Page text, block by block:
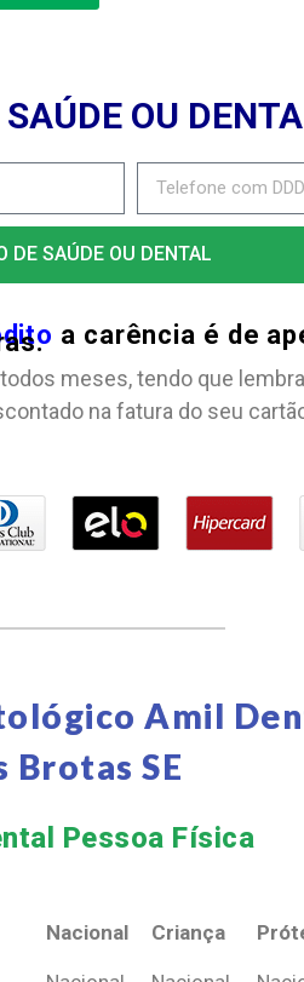
OU
DE SAÚDE OU DENTAL
a carência é de
meses, tendo que
na fatura do seu
Amil
Brotas SE
Pessoa Física​
Nacional Criança
Nacional Criança